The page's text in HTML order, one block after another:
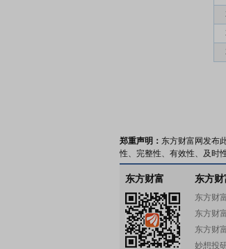
郑重声明： 东方财富网发布
性、完整性、有效性、及时
东方财富 东方
东方财
东方财
东方财
妙想投